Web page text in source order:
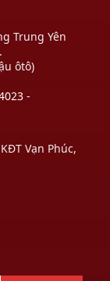
Trung Yên
ôtô)
-
Vạn Phúc,